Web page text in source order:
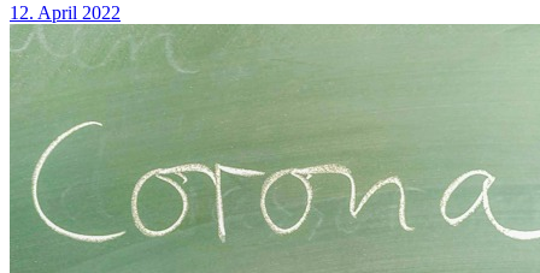
12. April 2022